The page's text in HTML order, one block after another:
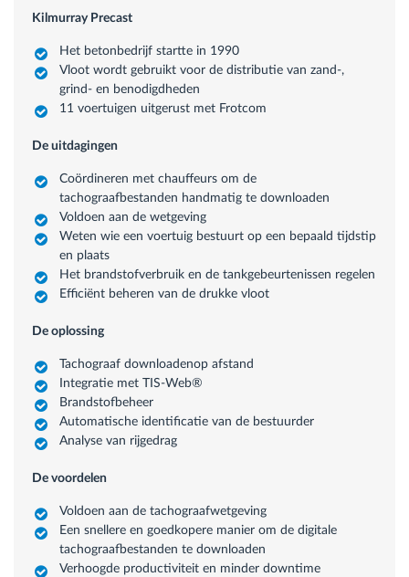
Kilmurray Precast
Het betonbedrijf startte in 1990
Vloot wordt gebruikt voor de distributie van zand-,
grind- en benodigdheden
11 voertuigen uitgerust met Frotcom
De uitdagingen
Coördineren met chauffeurs om de
tachograafbestanden handmatig te downloaden
Voldoen aan de wetgeving
Weten wie een voertuig bestuurt op een bepaald tijdstip
en plaats
Het brandstofverbruik en de tankgebeurtenissen regelen
Efficiënt beheren van de drukke vloot
De oplossing
Tachograaf downloadenop afstand
Integratie met TIS-Web®
Brandstofbeheer
Automatische identificatie van de bestuurder
Analyse van rijgedrag
De voordelen
Voldoen aan de tachograafwetgeving
Een snellere en goedkopere manier om de digitale
tachograafbestanden te downloaden
Verhoogde productiviteit en minder downtime